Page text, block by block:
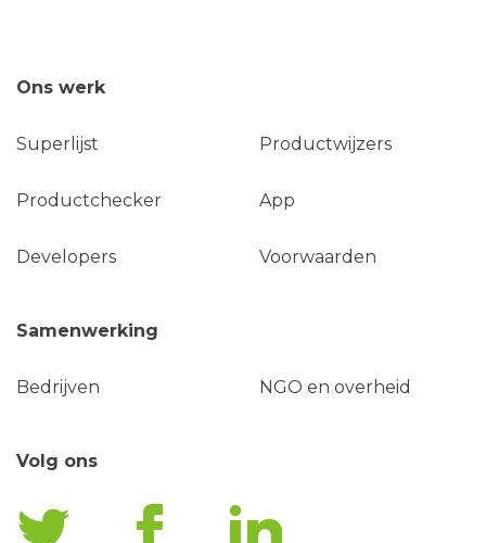
Ons werk
Superlijst Productwijzers
Productchecker App
Developers Voorwaarden
Samenwerking
Bedrijven NGO en overheid
Volg ons